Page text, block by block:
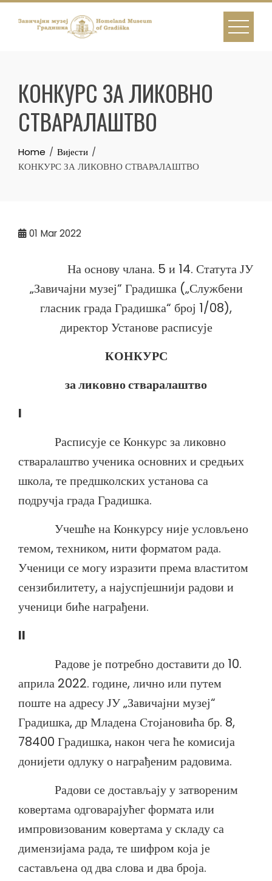
Skip
КОНКУРС ЗА ЛИКОВНО
СТВАРАЛАШТВО
Home
Вијести
КОНКУРС ЗА ЛИКОВНО СТВАРАЛАШТВО
01 Mar 2022
На основу члана. 5 и 14. Статута ЈУ
„Завичајни музеј“ Градишка („Службени
гласник града Градишка“ број 1/08),
директор Установе расписује
КОНКУРС
за ликовно стваралаштво
I
Расписује се Конкурс за ликовно
стваралаштво ученика основних и средњих
школа, те предшколских установа са
подручја града Градишка.
Учешће на Конкурсу није условљено
темом, техником, нити форматом рада.
Ученици се могу изразити према властитом
сензибилитету, а најуспјешнији радови и
ученици биће награђени.
II
Радове је потребно доставити до 10.
априла 2022. године, лично или путем
поште на адресу ЈУ „Завичајни музеј“
Градишка, др Младена Стојановића бр. 8,
78400 Градишка, након чега ће комисија
донијети одлуку о награђеним радовима.
Радови се достављају у затвореним
ковертама одговарајућег формата или
импровизованим ковертама у складу са
димензијама рада, те шифром која је
састављена од два слова и два броја.